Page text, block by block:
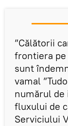
”Călătorii
frontiera pe
sunt
vamal
numărul de
fluxului de
Serviciului